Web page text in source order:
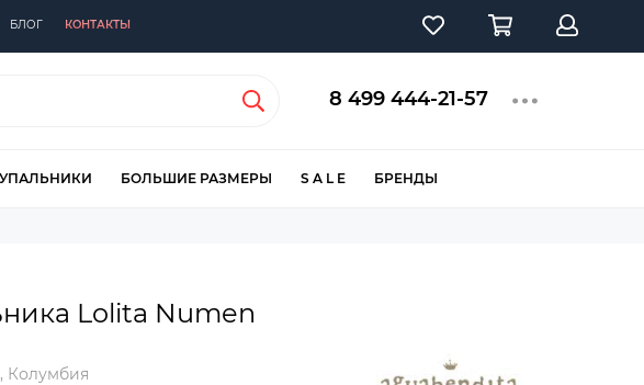
БЛОГ КОНТАКТЫ
8 499 444-21-57
БОЛЬШИЕ РАЗМЕРЫ S A L E БРЕНДЫ
Lolita Numen
, Колумбия